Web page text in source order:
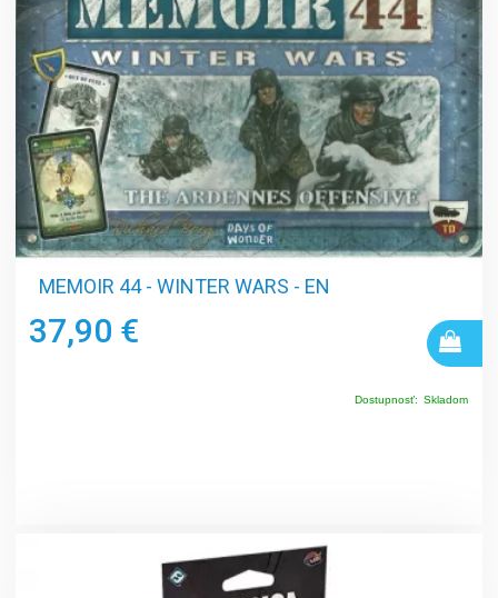
MEMOIR 44 - WINTER WARS - EN
37,90 €
Dostupnosť: Skladom